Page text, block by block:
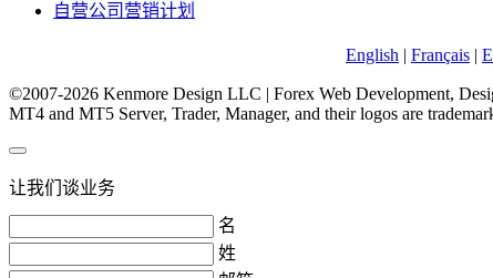
自营公司营销计划
English | Français |
©2007-2026 Kenmore Design LLC | Forex Web Development,
MT4 and MT5 Server, Trader, Manager, and their logos are
让我们谈业务
名
姓